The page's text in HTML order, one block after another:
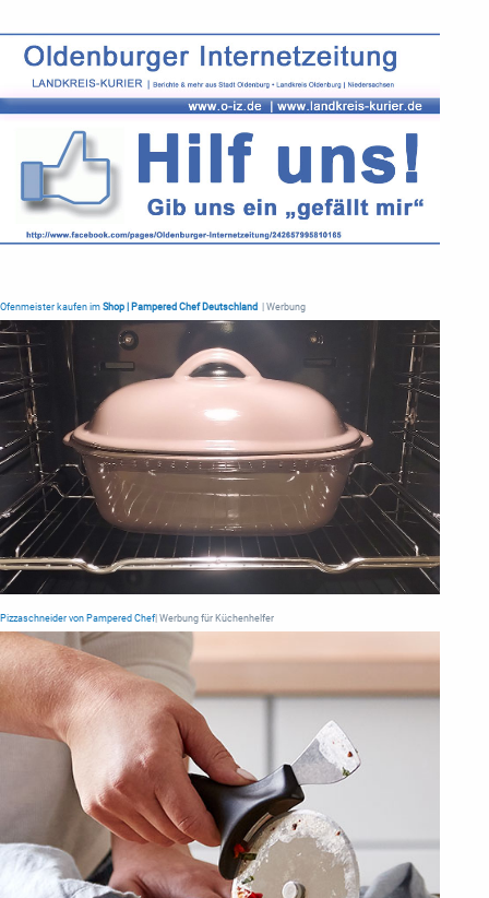
Ofenmeister kaufen im Shop | Pampered Chef Deutschland | Werbung
Pizzaschneider von Pampered Chef | Werbung für Küchenhelfer